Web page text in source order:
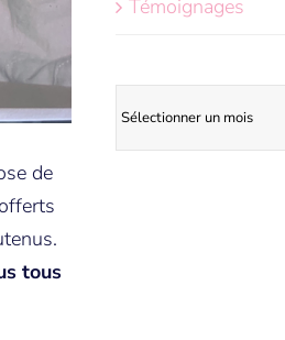
de
tous
Témoignages